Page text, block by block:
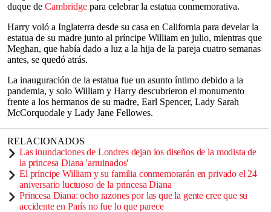
seconds
seconds
duque de Cambridge para celebrar la estatua conmemorativa.
Harry voló a Inglaterra desde su casa en California para develar la
estatua de su madre junto al príncipe William en julio, mientras que
Meghan, que había dado a luz a la hija de la pareja cuatro semanas
antes, se quedó atrás.
La inauguración de la estatua fue un asunto íntimo debido a la
pandemia, y solo William y Harry descubrieron el monumento
frente a los hermanos de su madre, Earl Spencer, Lady Sarah
McCorquodale y Lady Jane Fellowes.
RELACIONADOS
Las inundaciones de Londres dejan los diseños de la modista de
la princesa Diana 'arruinados'
El príncipe William y su familia conmemorarán en privado el 24
aniversario luctuoso de la princesa Diana
Princesa Diana: ocho razones por las que la gente cree que su
accidente en París no fue lo que parece